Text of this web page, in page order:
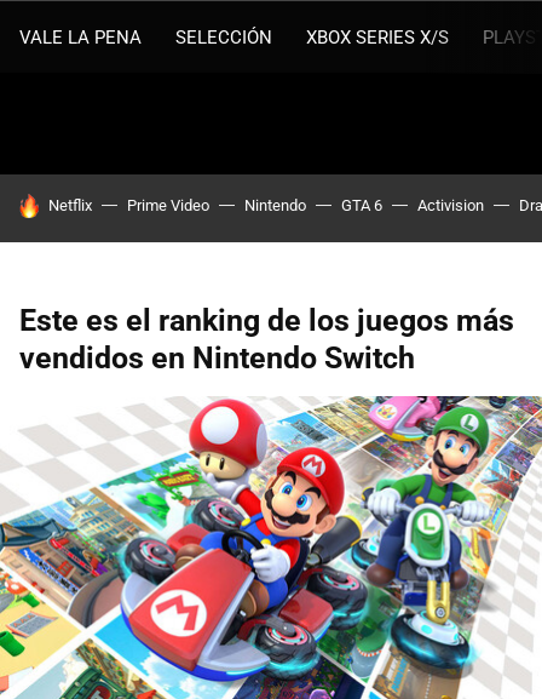
VALE LA PENA SELECCIÓN XBOX SERIES X/S
HOY SE HABLA DE
Netflix Prime Video Nintendo GTA 6 Activision
Este es el ranking de los juegos más
vendidos en Nintendo Switch